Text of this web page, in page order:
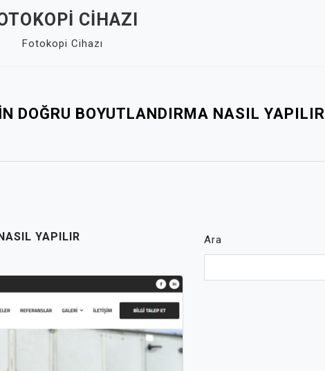
CIHAZI
Fotokopi Cihazı
DOĞRU BOYUTLANDIRMA NASIL YAPILIR
YAPILIR Ara